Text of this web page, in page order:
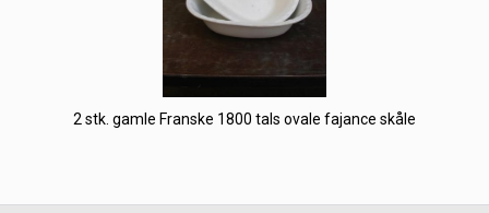
2 stk. gamle Franske 1800 tals ovale fajance skåle